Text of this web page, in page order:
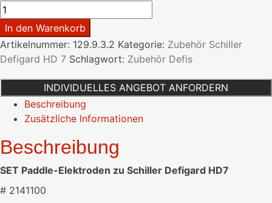
SET
Paddle-
Elektroden
Defigard
HD7
Menge
In den Warenkorb
Artikelnummer: 129.9.3.2 Kategorie: Zubehör Schiller
Defigard HD 7 Schlagwort: Zubehör Defis
INDIVIDUELLES ANGEBOT ANFORDERN
Beschreibung
Zusätzliche Informationen
Beschreibung
SET Paddle-Elektroden zu Schiller Defigard HD7
# 2141100